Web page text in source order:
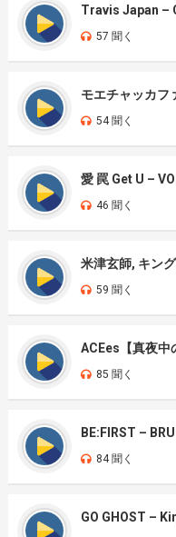
Travis Japan –
57 聞く
54 聞く
愛 罠 Get U –
46 聞く
米津玄師, キン
59 聞く
ACEes【真夜中
85 聞く
BE:FIRST –
84 聞く
GO GHOST –